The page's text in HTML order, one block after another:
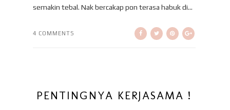
semakin tebal. Nak bercakap pon terasa habuk di...
4 COMMENTS
PENTINGNYA KERJASAMA !